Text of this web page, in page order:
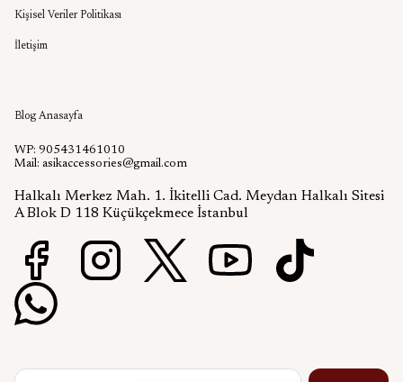
Kişisel Veriler Politikası
İletişim
Blog Anasayfa
WP: 905431461010
Mail: asikaccessories@gmail.com
Halkalı Merkez Mah. 1. İkitelli Cad. Meydan Halkalı Sitesi
A Blok D 118 Küçükçekmece İstanbul